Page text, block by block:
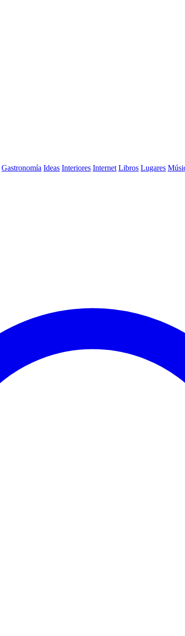
Gastronomía Ideas Interiores Internet Libros Lugares